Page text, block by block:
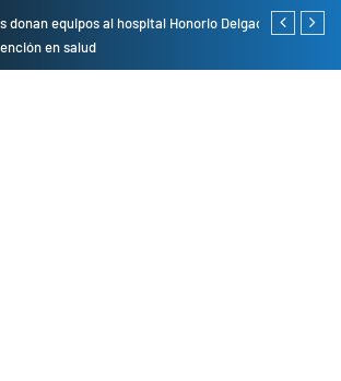
equipos al hospital Honorio Delgado
en salud
Cambio de